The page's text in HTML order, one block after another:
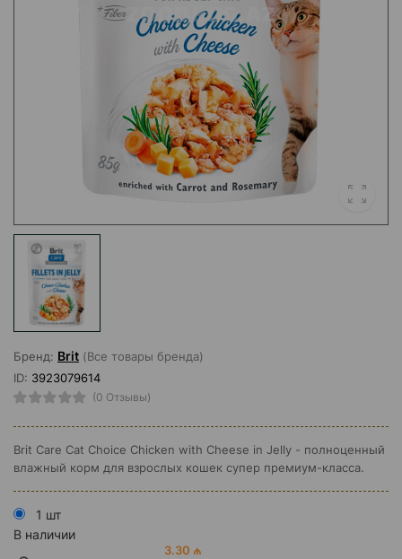
Бренд: Brit (Все товары бренда)
ID: 3923079614
(0 Отзывы)
Brit Care Cat Choice Chicken with Cheese in Jelly - полноценный
влажный корм для взрослых кошек супер премиум-класса.
1 шт
В наличии
3.30 ₼